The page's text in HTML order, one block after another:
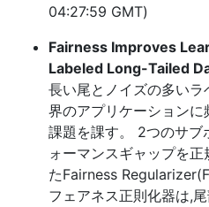
04:27:59 GMT)
Fairness Improves
Labeled Long-Tailed
長い尾とノイズの多い
界のアプリケーション
課題を課す。 2つのサブ
ォーマンスギャップを
たFairness
フェアネス正則化器は,